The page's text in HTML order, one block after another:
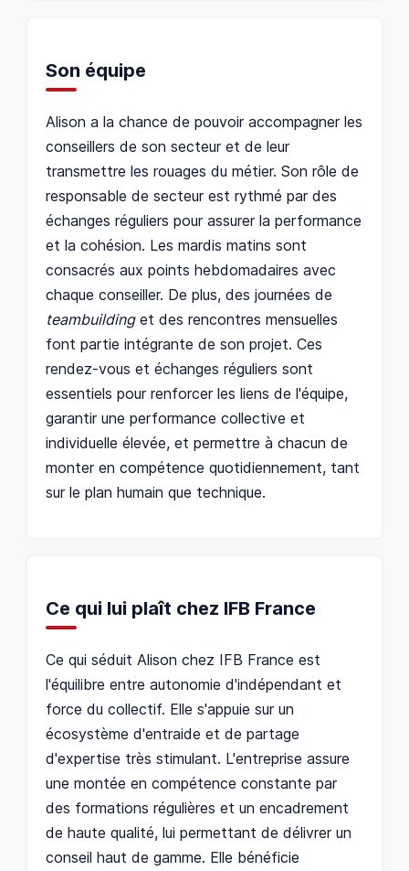
Son équipe
Alison a la chance de pouvoir accompagner les
conseillers de son secteur et de leur
transmettre les rouages du métier. Son rôle de
responsable de secteur est rythmé par des
échanges réguliers pour assurer la performance
et la cohésion. Les mardis matins sont
consacrés aux points hebdomadaires avec
chaque conseiller. De plus, des journées de
teambuildinget des rencontres mensuelles
font partie intégrante de son projet. Ces
rendez-vous et échanges réguliers sont
essentiels pour renforcer les liens de l'équipe,
garantir une performance collective et
individuelle élevée, et permettre à chacun de
monter en compétence quotidiennement, tant
sur le plan humain que technique.
Ce qui lui plaît chez IFB France
Ce qui séduit Alison chez IFB France est
l'équilibre entre autonomie d'indépendant et
force du collectif. Elle s'appuie sur un
écosystème d'entraide et de partage
d'expertise très stimulant. L'entreprise assure
une montée en compétence constante par
des formations régulières et un encadrement
de haute qualité, lui permettant de délivrer un
conseil haut de gamme. Elle bénéficie